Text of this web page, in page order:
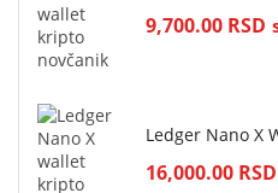
9,700.00 RSD
Ledger Nano X
16,000.00 RSD